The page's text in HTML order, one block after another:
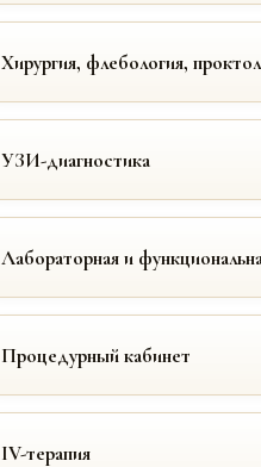
Хирургия, флебология,
УЗИ-диагностика
Лабораторная и
Процедурный кабинет
IV-терапия